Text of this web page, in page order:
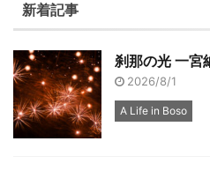
新着記事
刹那の光 一宮
2026/8/1
A Life in Boso